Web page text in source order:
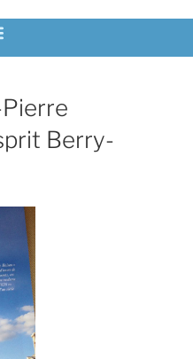
Berry-